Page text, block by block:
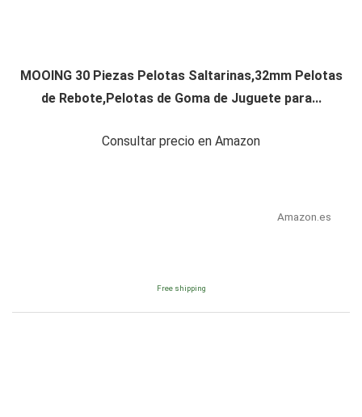
MOOING 30 Piezas Pelotas Saltarinas,32mm Pelotas
de Rebote,Pelotas de Goma de Juguete para...
Consultar precio en Amazon
Amazon.es
Free shipping